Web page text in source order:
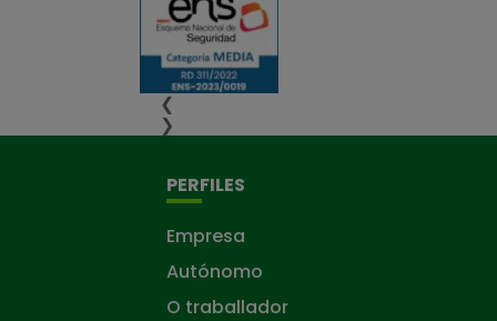
❮
❯
PERFILES
Empresa
Autónomo
O traballador